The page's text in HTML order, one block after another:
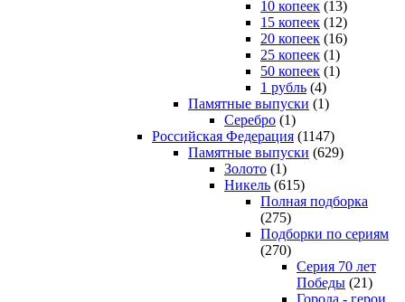
10 копеек (13)
15 копеек (12)
20 копеек (16)
25 копеек (1)
50 копеек (1)
1 рубль (4)
Памятные выпуски (1)
Серебро (1)
Российская Федерация (1147)
Памятные выпуски (629)
Золото (1)
Никель (615)
Полная подборка
(275)
Подборки по сериям
(270)
Серия 70 лет
Победы (21)
Города - герои